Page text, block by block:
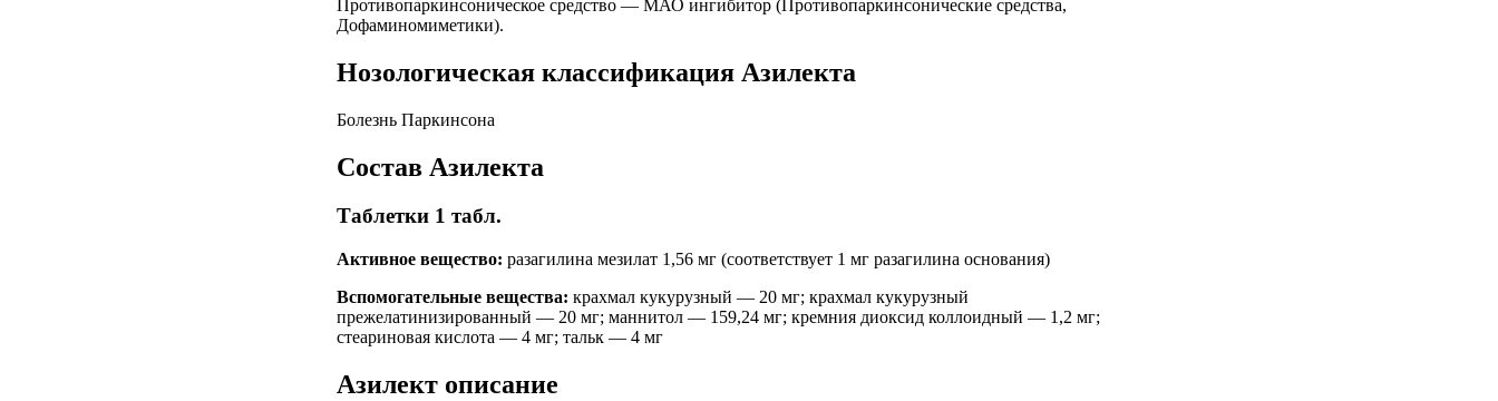
Противопаркинсоническое средство — МАО ингибитор (Противопаркинсонические средства,
Дофаминомиметики).
Нозологическая классификация Азилекта
Болезнь Паркинсона
Состав Азилекта
Таблетки 1 табл.
Активное вещество: разагилина мезилат 1,56 мг (соответствует 1 мг разагилина основания)
Вспомогательные вещества: крахмал кукурузный — 20 мг; крахмал кукурузный
прежелатинизированный — 20 мг; маннитол — 159,24 мг; кремния диоксид коллоидный — 1,2 мг;
стеариновая кислота — 4 мг; тальк — 4 мг
Азилект описание